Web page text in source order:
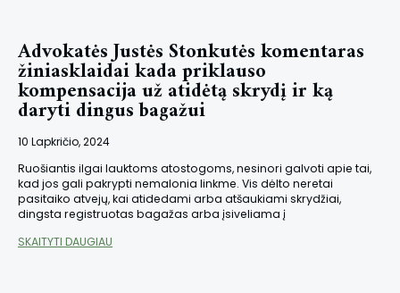
Advokatės Justės Stonkutės komentaras
žiniasklaidai kada priklauso
kompensacija už atidėtą skrydį ir ką
daryti dingus bagažui
10 Lapkričio, 2024
Ruošiantis ilgai lauktoms atostogoms, nesinori galvoti apie tai,
kad jos gali pakrypti nemalonia linkme. Vis dėlto neretai
pasitaiko atvejų, kai atidedami arba atšaukiami skrydžiai,
dingsta registruotas bagažas arba įsiveliama į
SKAITYTI DAUGIAU